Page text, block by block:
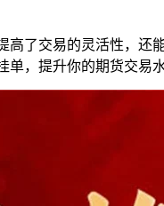
了交易的灵活性，
，提升你的期货交易水